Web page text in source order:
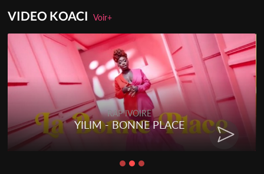
VIDEO KOACIVoir+
RAP IVOIRE
YILIM - BONNE PLACE